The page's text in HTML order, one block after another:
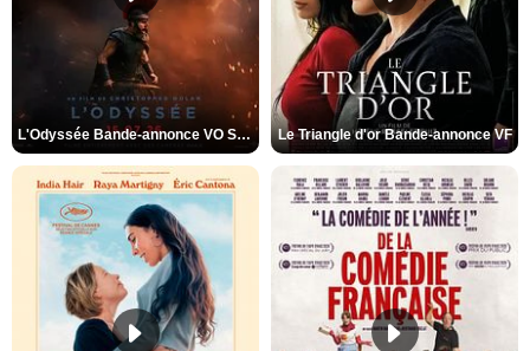
L'Odyssée Bande-annonce VO STFR Le Triangle d'or Bande-annonce VF